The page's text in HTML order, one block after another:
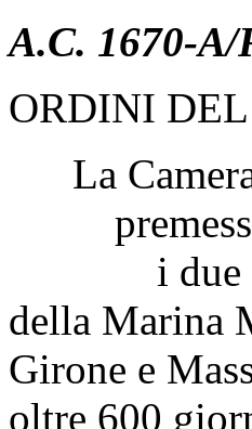
A.C. 1670-
ORDINI
La
i due
della Marina
Girone e
oltre 600